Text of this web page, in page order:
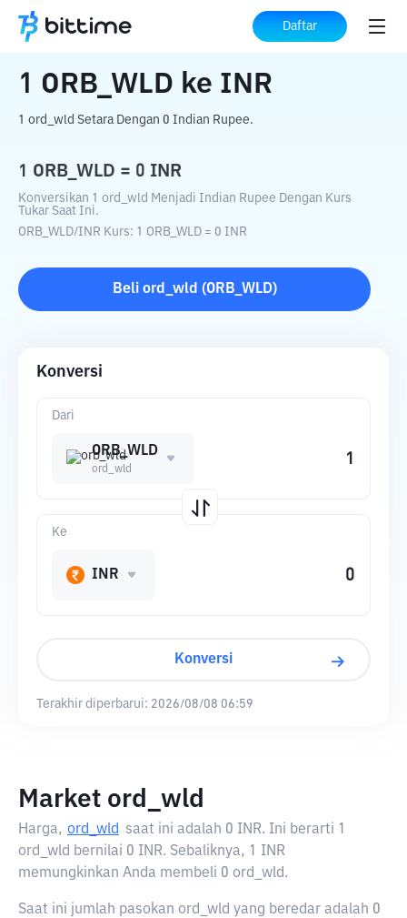
Daftar
Beranda Konverter Kripto ORB_WLD ke INR
1 ORB_WLD ke INR
1 ord_wld Setara Dengan 0 Indian Rupee.
1 ORB_WLD = 0 INR
Konversikan 1 ord_wld Menjadi Indian Rupee Dengan Kurs
Tukar Saat Ini.
ORB_WLD/INR Kurs: 1 ORB_WLD = 0 INR
Beli ord_wld (ORB_WLD)
Konversi
Dari
ORB_WLD
ord_wld
Ke
INR
Konversi
Terakhir diperbarui: 2026/08/08 06:59
Market ord_wld
Harga, ord_wld saat ini adalah 0 INR. Ini berarti 1
ord_wld bernilai 0 INR. Sebaliknya, 1 INR
memungkinkan Anda membeli 0 ord_wld.
Saat ini jumlah pasokan ord_wld yang beredar adalah 0